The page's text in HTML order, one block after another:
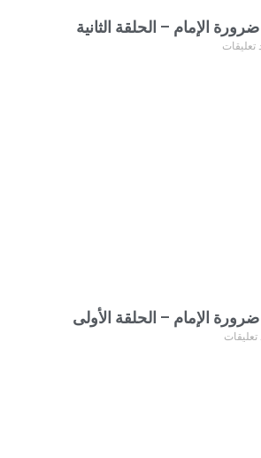
الإمام – الحلقة الثانية
تعليقات
ضرورة الإمام – الحلقة الأولى
تعليقات